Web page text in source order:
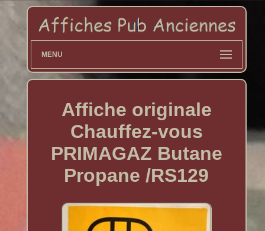
MENU
Affiche originale
Chauffez-vous
PRIMAGAZ Butane
Propane /RS129